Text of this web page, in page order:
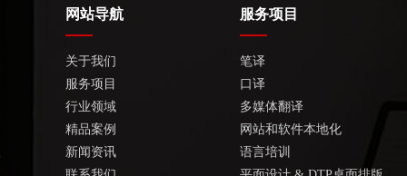
网站导航
关于我们
服务项目
行业领域
精品案例
新闻资讯
服务项目
笔译
口译
多媒体翻译
网站和软件本地化
语言培训